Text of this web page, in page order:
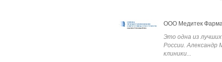
ООО Медитек
Это одна из лучших
России. Александр
клиники...